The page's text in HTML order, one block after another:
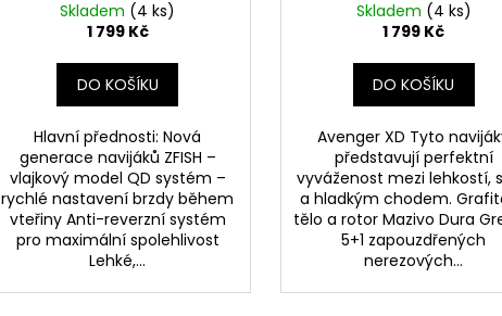
Skladem (4 ks)
1 799 Kč
DO KOŠÍKU
Hlavní přednosti: Nová
generace navijáků ZFISH –
vlajkový model QD systém –
rychlé nastavení brzdy během
vteřiny Anti-reverzní systém
pro maximální spolehlivost
Lehké,...
Skladem (4 ks)
1 799 Kč
DO KOŠÍKU
Avenger XD Tyto
představují perfektní
vyváženost mezi lehkostí,
a hladkým chodem.
tělo a rotor Mazivo Dura
5+1 zapouzdřených
nerezových...